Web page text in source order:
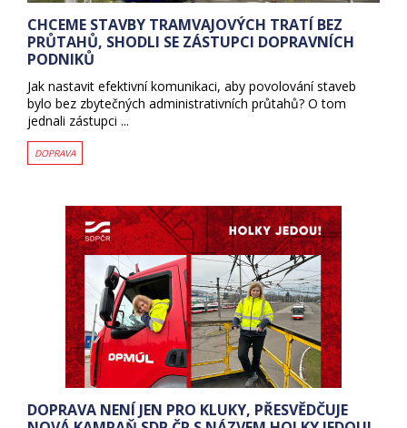
CHCEME STAVBY TRAMVAJOVÝCH TRATÍ BEZ
PRŮTAHŮ, SHODLI SE ZÁSTUPCI DOPRAVNÍCH
PODNIKŮ
Jak nastavit efektivní komunikaci, aby povolování staveb
bylo bez zbytečných administrativních průtahů? O tom
jednali zástupci ...
DOPRAVA
DOPRAVA NENÍ JEN PRO KLUKY, PŘESVĚDČUJE